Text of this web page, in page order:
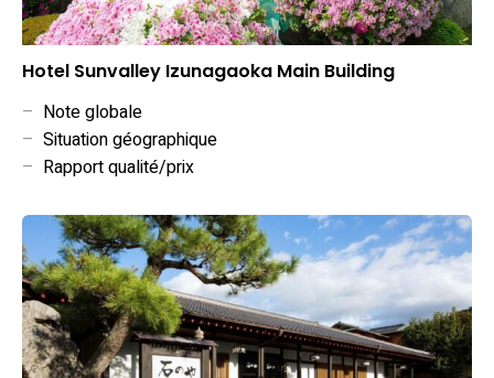
Hotel Sunvalley Izunagaoka Main Building
– Note globale
– Situation géographique
– Rapport qualité/prix